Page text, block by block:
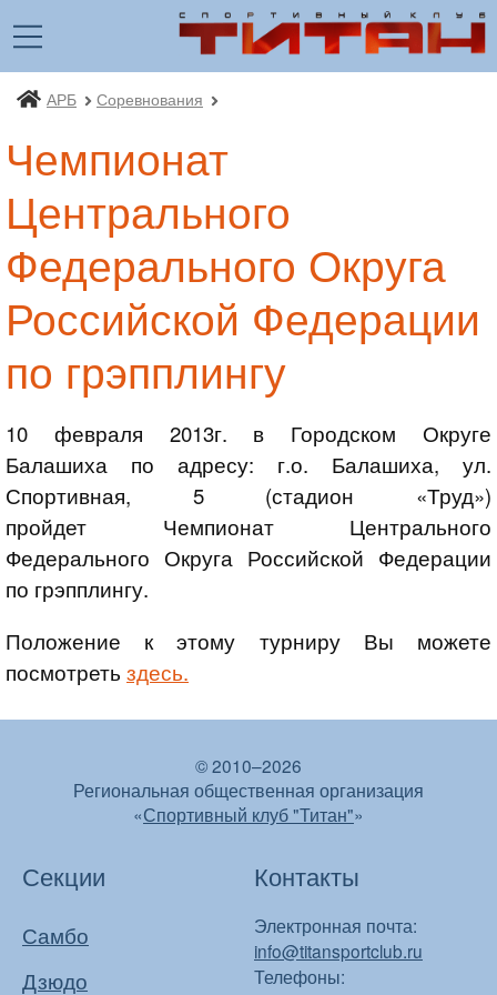
Спортивный клуб «Титан»
АРБ Соревнования
Чемпионат
Центрального
Федерального Округа
Российской Федерации
по грэпплингу
10 февраля 2013г. в Городском Округе
Балашиха по адресу: г.о. Балашиха, ул.
Спортивная, 5 (стадион «Труд»)
пройдет Чемпионат Центрального
Федерального Округа Российской Федерации
по грэпплингу.
Положение к этому турниру Вы можете
посмотреть здесь.
© 2010–2026
Региональная общественная организация
«Спортивный клуб "Титан"»
Контакты
Электронная почта:
info@titansportclub.ru
Телефоны:
Секции
Самбо
Дзюдо